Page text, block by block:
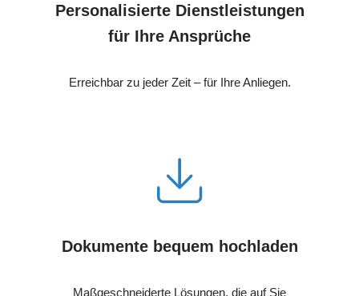
Personalisierte Dienstleistungen
für Ihre Ansprüche
Erreichbar zu jeder Zeit – für Ihre Anliegen.
Dokumente bequem hochladen
Maßgeschneiderte Lösungen, die auf Sie